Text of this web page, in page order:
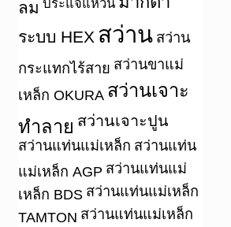
ลม ประแจแหวน
ระบบ HEX สว่าน สว่าน
กระแทกไร้สาย สว่านขาแม่
เหล็ก OKURA สว่านเจาะ
ทำลาย สว่านเจาะปูน
สว่านแท่นแม่เหล็ก สว่านแท่น
แม่เหล็ก AGP สว่านแท่นแม่
เหล็ก BDS สว่านแท่นแม่เหล็ก
TAMTON สว่านแท่นแม่เหล็ก